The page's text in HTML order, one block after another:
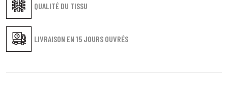
QUALITÉ DU TISSU
LIVRAISON EN 15 JOURS OUVRÉS